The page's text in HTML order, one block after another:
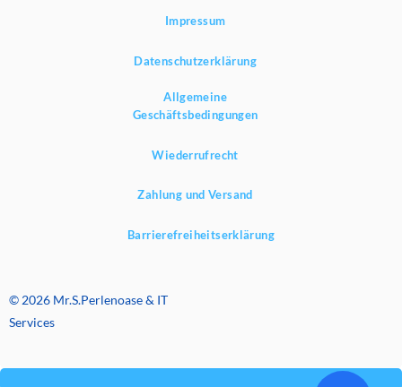
Impressum
Datenschutzerklärung
Allgemeine
Geschäftsbedingungen
Wiederrufrecht
Zahlung und Versand
Barrierefreiheitserklärung
© 2026 Mr.S.Perlenoase & IT
Services